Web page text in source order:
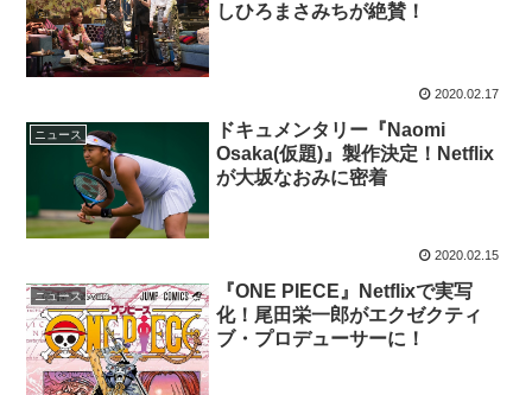
しひろまさみちが絶賛！
2020.02.17
ニュース
ドキュメンタリー『Naomi
Osaka(仮題)』製作決定！Netflix
が大坂なおみに密着
2020.02.15
ニュース
『ONE PIECE』Netflixで実写
化！尾田栄一郎がエクゼクティ
ブ・プロデューサーに！